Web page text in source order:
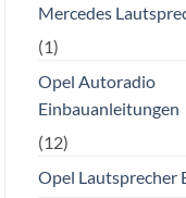
Mercedes
(1)
Opel Autoradio
Einbauanleitungen
(12)
Opel Lautsprecher